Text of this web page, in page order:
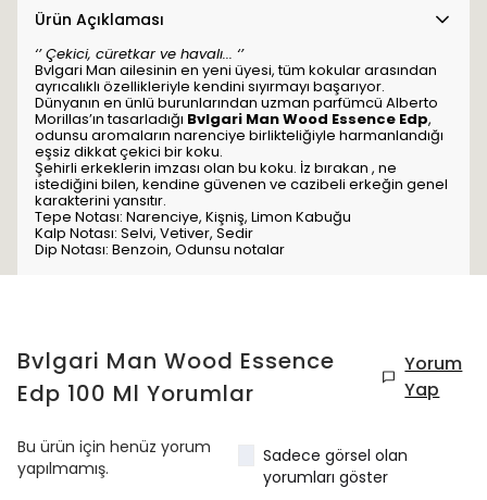
Ürün Açıklaması
‘’ Çekici, cüretkar ve havalı... ‘’
Bvlgari Man ailesinin en yeni üyesi, tüm kokular arasından
ayrıcalıklı özellikleriyle kendini sıyırmayı başarıyor.
Dünyanın en ünlü burunlarından uzman parfümcü Alberto
Morillas’ın tasarladığı Bvlgari Man Wood Essence Edp,
odunsu aromaların narenciye birlikteliğiyle harmanlandığı
eşsiz dikkat çekici bir koku.
Şehirli erkeklerin imzası olan bu koku. İz bırakan , ne
istediğini bilen, kendine güvenen ve cazibeli erkeğin genel
karakterini yansıtır.
Tepe Notası: Narenciye, Kişniş, Limon Kabuğu
Kalp Notası: Selvi, Vetiver, Sedir
Dip Notası: Benzoin, Odunsu notalar
Bvlgari Man Wood Essence
Edp 100 Ml Yorumlar
Yorum
Yap
Bu ürün için henüz yorum
yapılmamış.
Sadece görsel olan
yorumları göster